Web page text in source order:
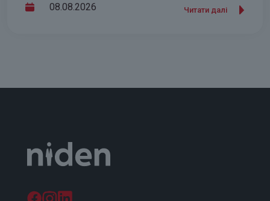
08.08.2026 Читати далі